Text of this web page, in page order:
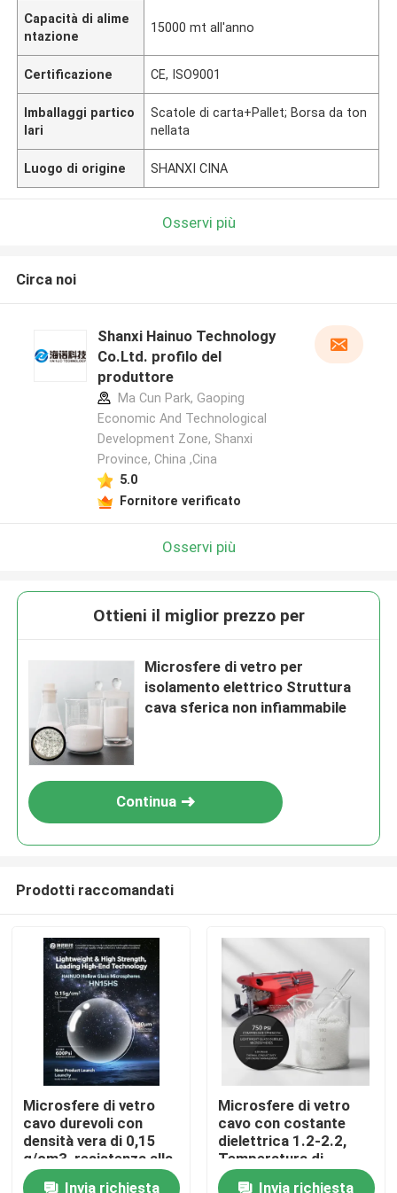
Casa
Prodotti
Mostra VR
Capacità di alime
ntazione
15000 mt all'anno
Certificazione CE, ISO9001
Imballaggi partico
lari
Scatole di carta+Pallet; Borsa da ton
nellata
Luogo di origine SHANXI CINA
Osservi più
Circa noi
Shanxi Hainuo Technology
Co.Ltd. profilo del
produttore
Ma Cun Park, Gaoping
Economic And Technological
Development Zone, Shanxi
Province, China ,Cina
5.0
Fornitore verificato
Osservi più
Ottieni il miglior prezzo per
Microsfere di vetro per
isolamento elettrico Struttura
cava sferica non infiammabile
Continua
Prodotti raccomandati
Microsfere di vetro
cavo durevoli con
densità vera di 0,15
g/cm3, resistenza alla
compressione di 600
Invia richiesta
Microsfere di vetro
cavo con costante
dielettrica 1.2-2.2,
Temperatura di
ammorbidimento
Invia richiesta